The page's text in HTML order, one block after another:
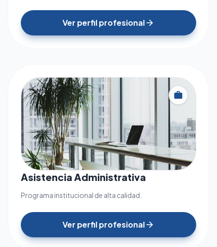
Ver perfil profesionalarrow_forward
work
Asistencia Administrativa
Programa institucional de alta calidad.
Ver perfil profesionalarrow_forward